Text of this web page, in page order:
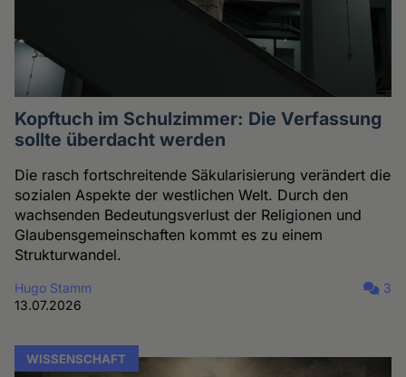
Kopftuch im Schulzimmer: Die Verfassung
sollte überdacht werden
Die rasch fortschreitende Säkularisierung verändert die
sozialen Aspekte der westlichen Welt. Durch den
wachsenden Bedeutungsverlust der Religionen und
Glaubensgemeinschaften kommt es zu einem
Strukturwandel.
Hugo Stamm
13.07.2026
3
WISSENSCHAFT